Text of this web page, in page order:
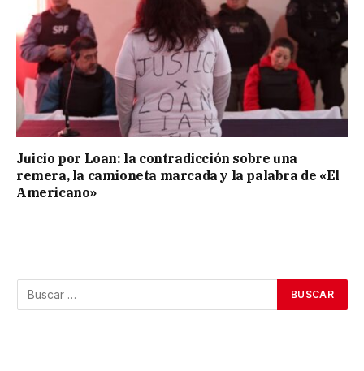
Juicio por Loan: la contradicción sobre una
remera, la camioneta marcada y la palabra de «El
Americano»